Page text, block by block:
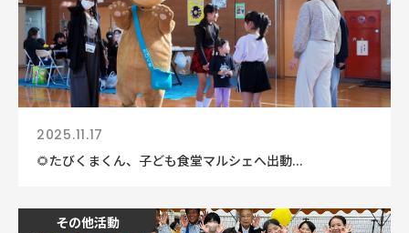
2025.11.17
🌻たびくまくん、子ども食堂マルシェへ出動...
その他活動